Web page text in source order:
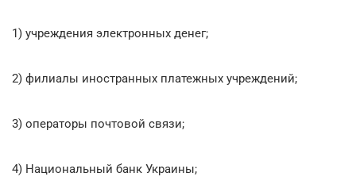
1) учреждения электронных денег;
2) филиалы иностранных платежных учреждений;
3) операторы почтовой связи;
4) Национальный банк Украины;